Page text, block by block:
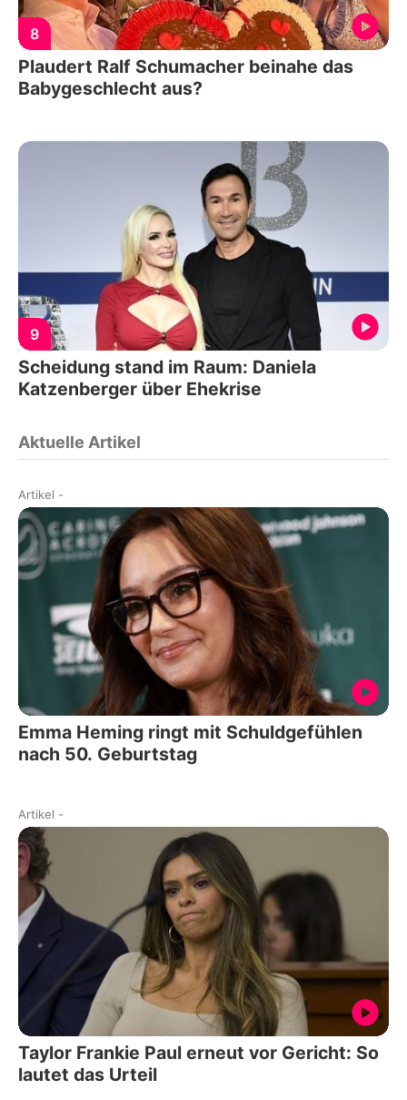
8
Plaudert Ralf Schumacher beinahe das
Babygeschlecht aus?
9
Scheidung stand im Raum: Daniela
Katzenberger über Ehekrise
Aktuelle Artikel
Artikel -
Emma Heming ringt mit Schuldgefühlen
nach 50. Geburtstag
Artikel -
Taylor Frankie Paul erneut vor Gericht: So
lautet das Urteil